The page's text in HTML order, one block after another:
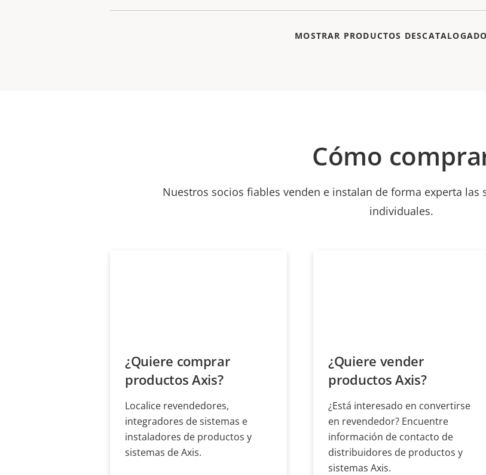
MOSTRAR PRODUCTOS
Cómo
Nuestros socios fiables venden e instalan de forma experta las
individuales.
¿Quiere comprar
productos Axis?
Localice revendedores,
integradores de sistemas e
instaladores de productos y
sistemas de Axis.
¿Quiere vender
productos Axis?
¿Está interesado en convertirse
en revendedor? Encuentre
información de contacto de
distribuidores de productos y
sistemas Axis.